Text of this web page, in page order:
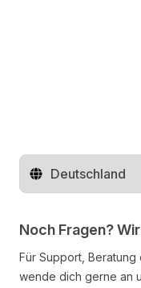
Region ändern
Noch Fragen?
Für Support, Beratung
wende dich gerne an